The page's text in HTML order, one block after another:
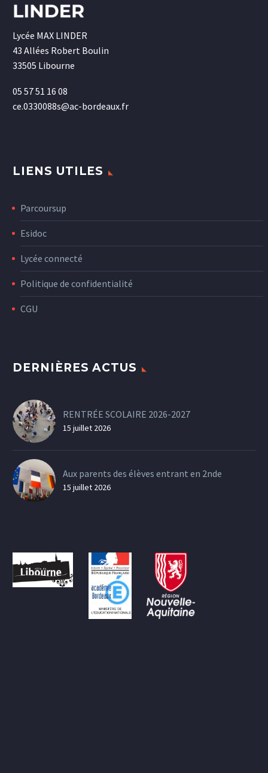
Lycée MAX LINDER
43 Allées Robert Boulin
33505 Libourne
05 57 51 16 08
ce.0330088s@ac-bordeaux.fr
LIENS UTILES
Parcoursup
Esidoc
Lycée connecté
Politique de confidentialité
CGU
DERNIÈRES ACTUS
RENTRÉE SCOLAIRE 2026-2027
15 juillet 2026
Aux parents des élèves entrant en 2nde
15 juillet 2026